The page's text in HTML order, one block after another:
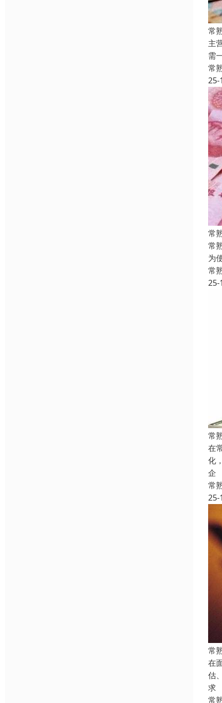
常
主
需
常
25-
常
常
为
常
25-
常
在
化
企
常
25-
常
在
估
求
常